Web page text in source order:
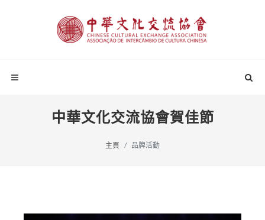
中華文化交流協會賀佳節
主頁 品牌活動